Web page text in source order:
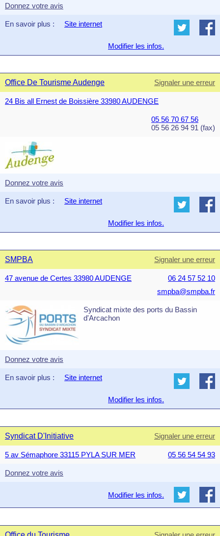
Donnez votre avis
En savoir plus : Site internet
Modifier les infos.
Office De Tourisme Audenge Signaler une erreur
24 Bis all Ernest de Boissière 33980 AUDENGE
05 56 70 67 56
05 56 26 94 91 (fax)
Donnez votre avis
En savoir plus : Site internet
Modifier les infos.
SMPBA Signaler une erreur
47 avenue de Certes 33980 AUDENGE
06 24 57 52 10
smpba@smpba.fr
Syndicat mixte des ports du Bassin
d'Arcachon
Donnez votre avis
En savoir plus : Site internet
Modifier les infos.
Syndicat D'Initiative Signaler une erreur
5 av Sémaphore 33115 PYLA SUR MER 05 56 54 54 93
Donnez votre avis
Modifier les infos.